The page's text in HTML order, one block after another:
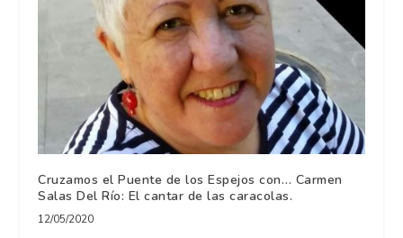
Cruzamos el Puente de los Espejos con… Carmen
Salas Del Río: El cantar de las caracolas.
12/05/2020